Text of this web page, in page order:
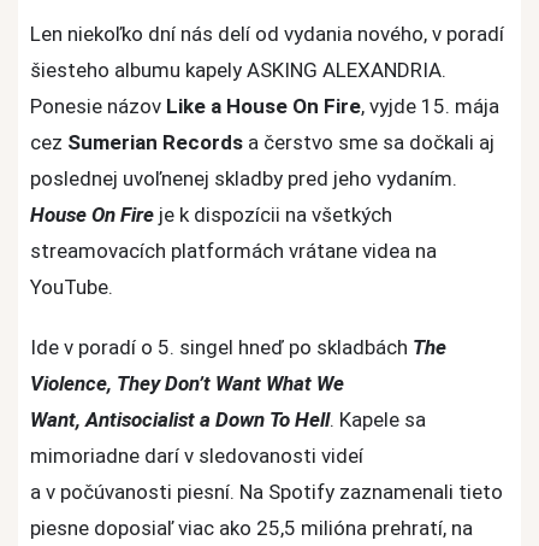
Alexandria
sa
hlásia
s
posledným
singlom
House
Len niekoľko dní nás delí od vydania nového, v poradí
šiesteho albumu kapely ASKING ALEXANDRIA.
Ponesie názov Like a House On Fire, vyjde 15. mája
cez Sumerian Records a čerstvo sme sa dočkali aj
poslednej uvoľnenej skladby pred jeho vydaním.
House On Fire je k dispozícii na všetkých
streamovacích platformách vrátane videa na
YouTube.
Ide v poradí o 5. singel hneď po skladbách The
Violence, They Don’t Want What We
Want, Antisocialist a Down To Hell. Kapele sa
mimoriadne darí v sledovanosti videí
a v počúvanosti piesní. Na Spotify zaznamenali tieto
piesne doposiaľ viac ako 25,5 milióna prehratí, na